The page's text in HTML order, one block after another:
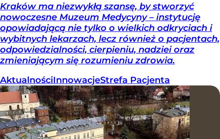
Kraków ma niezwykłą szansę, by stworzyć
nowoczesne Muzeum Medycyny – instytucję
opowiadającą nie tylko o wielkich odkryciach i
wybitnych lekarzach, lecz również o pacjentach,
odpowiedzialności, cierpieniu, nadziei oraz
zmieniającym się rozumieniu zdrowia.
AktualnościInnowacjeStrefa Pacjenta